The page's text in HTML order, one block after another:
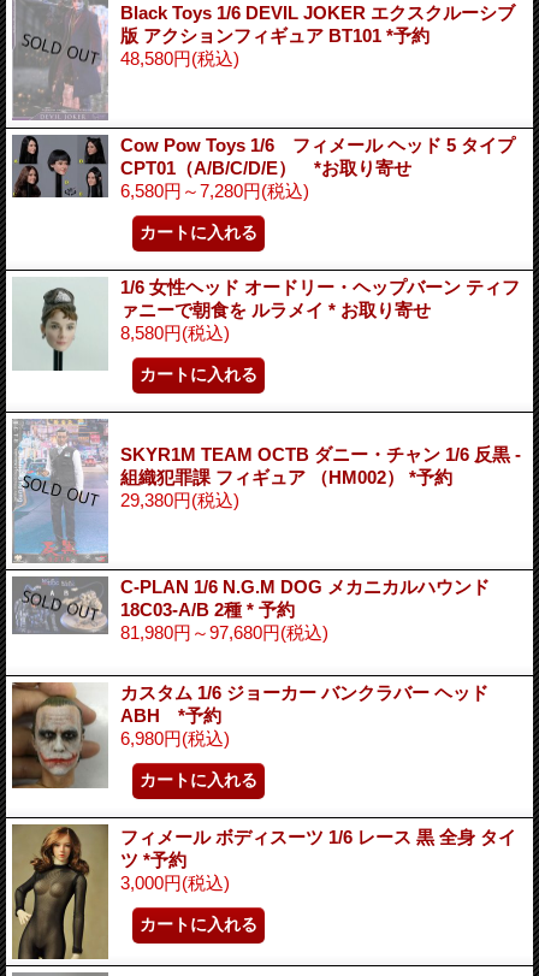
Black Toys 1/6 DEVIL JOKER エクスクルーシブ
版 アクションフィギュア BT101 *予約
48,580円(税込)
Cow Pow Toys 1/6 フィメール ヘッド 5 タイプ
CPT01（A/B/C/D/E） *お取り寄せ
6,580円～7,280円(税込)
1/6 女性ヘッド オードリー・ヘップバーン ティフ
ァニーで朝食を ルラメイ * お取り寄せ
8,580円(税込)
SKYR1M TEAM OCTB ダニー・チャン 1/6 反黒 -
組織犯罪課 フィギュア （HM002） *予約
29,380円(税込)
C-PLAN 1/6 N.G.M DOG メカニカルハウンド
18C03-A/B 2種 * 予約
81,980円～97,680円(税込)
カスタム 1/6 ジョーカー バンクラバー ヘッド
ABH *予約
6,980円(税込)
フィメール ボディスーツ 1/6 レース 黒 全身 タイ
ツ *予約
3,000円(税込)